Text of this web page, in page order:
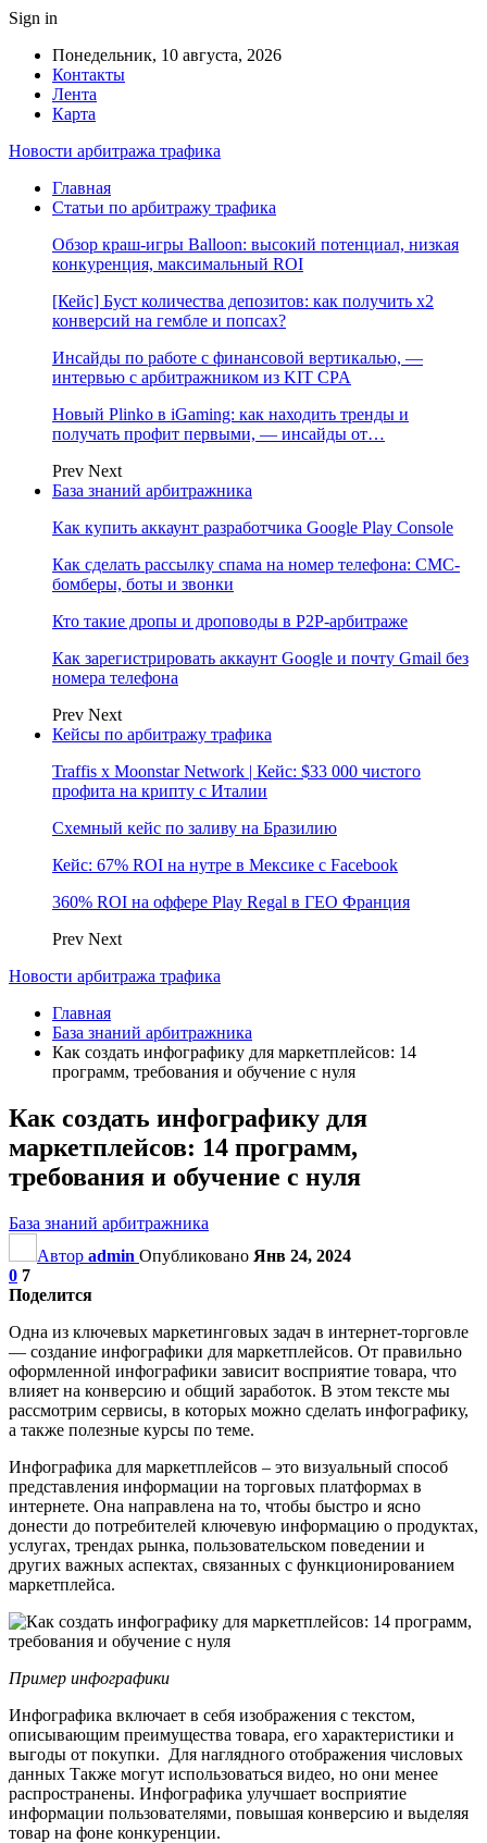
Sign in
Понедельник, 10 августа, 2026
Контакты
Лента
Карта
Новости арбитража трафика
Главная
Статьи по арбитражу трафика
Обзор краш-игры Balloon: высокий потенциал, низкая
конкуренция, максимальный ROI
[Кейс] Буст количества депозитов: как получить х2
конверсий на гембле и попсах?
Инсайды по работе с финансовой вертикалью, —
интервью с арбитражником из KIT CPA
Новый Plinko в iGaming: как находить тренды и
получать профит первыми, — инсайды от…
Prev Next
База знаний арбитражника
Как купить аккаунт разработчика Google Play Console
Как сделать рассылку спама на номер телефона: СМС-
бомберы, боты и звонки
Кто такие дропы и дроповоды в P2P-арбитраже
Как зарегистрировать аккаунт Google и почту Gmail без
номера телефона
Prev Next
Кейсы по арбитражу трафика
Traffis x Moonstar Network | Кейс: $33 000 чистого
профита на крипту с Италии
Схемный кейс по заливу на Бразилию
Кейс: 67% ROI на нутре в Мексике с Facebook
360% ROI на оффере Play Regal в ГЕО Франция
Prev Next
Новости арбитража трафика
Главная
База знаний арбитражника
Как создать инфографику для маркетплейсов: 14
программ, требования и обучение с нуля
Как создать инфографику для
маркетплейсов: 14 программ,
требования и обучение с нуля
База знаний арбитражника
Автор admin Опубликовано Янв 24, 2024
0 7
Поделится
Одна из ключевых маркетинговых задач в интернет-торговле
— создание инфографики для маркетплейсов. От правильно
оформленной инфографики зависит восприятие товара, что
влияет на конверсию и общий заработок. В этом тексте мы
рассмотрим сервисы, в которых можно сделать инфографику,
а также полезные курсы по теме.
Инфографика для маркетплейсов – это визуальный способ
представления информации на торговых платформах в
интернете. Она направлена на то, чтобы быстро и ясно
донести до потребителей ключевую информацию о продуктах,
услугах, трендах рынка, пользовательском поведении и
других важных аспектах, связанных с функционированием
маркетплейса.
Пример инфографики
Инфографика включает в себя изображения с текстом,
описывающим преимущества товара, его характеристики и
выгоды от покупки. Для наглядного отображения числовых
данных Также могут использоваться видео, но они менее
распространены. Инфографика улучшает восприятие
информации пользователями, повышая конверсию и выделяя
товар на фоне конкуренции.